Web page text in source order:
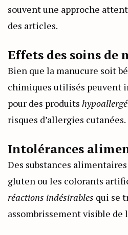
souvent une approche
des articles.
Effets des soins de
Bien que la manucure soit
chimiques utilisés peuvent
pour des produits
risques d’allergies cutanées.
Intolérances
Des substances
gluten ou les colorants
réactions indésirables qui se
assombrissement visible de